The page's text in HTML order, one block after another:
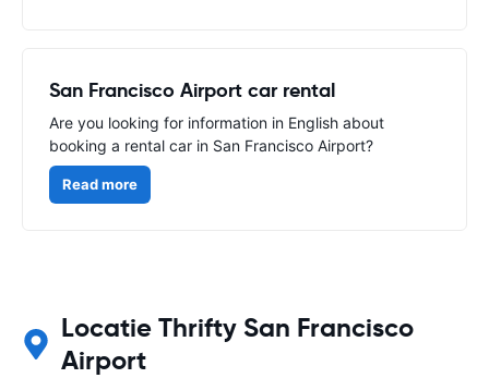
San Francisco Airport car rental
Are you looking for information in English about
booking a rental car in San Francisco Airport?
Read more
Locatie Thrifty San Francisco
Airport